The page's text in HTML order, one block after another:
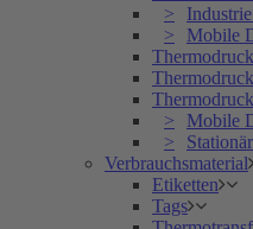
Mobile
Mobile
Verbrauchsmaterial
Etiketten
Tags